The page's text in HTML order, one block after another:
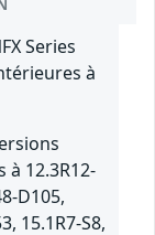
Series
à
12.3R12-
D105,
15.1R7-S8,